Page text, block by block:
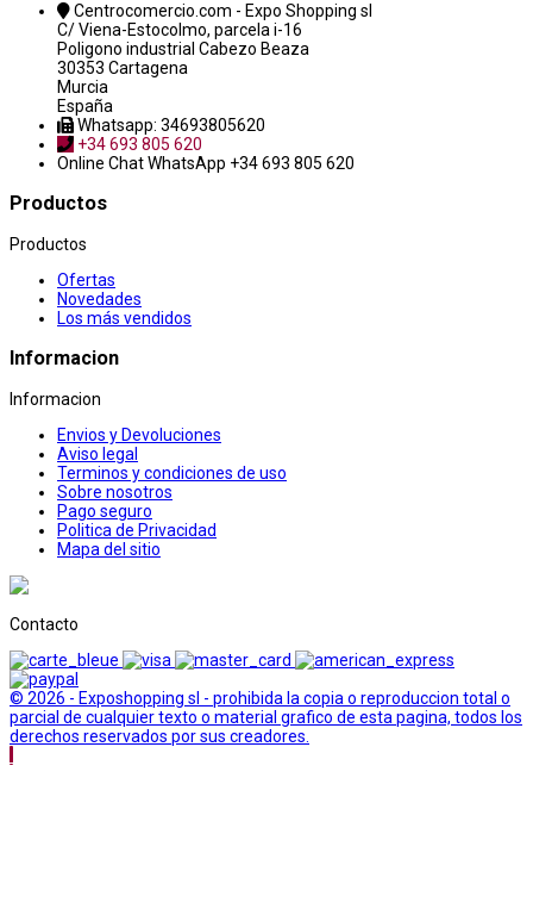
Centrocomercio.com - Expo Shopping sl
C/ Viena-Estocolmo, parcela i-16
Poligono industrial Cabezo Beaza
30353 Cartagena
Murcia
España
Whatsapp: 34693805620
+34 693 805 620
Online ChatWhatsApp +34 693 805 620
Productos
Productos
Ofertas
Novedades
Los más vendidos
Informacion
Informacion
Envios y Devoluciones
Aviso legal
Terminos y condiciones de uso
Sobre nosotros
Pago seguro
Politica de Privacidad
Mapa del sitio
Contacto
© 2026 - Exposhopping sl - prohibida la copia o reproduccion total o
parcial de cualquier texto o material grafico de esta pagina, todos los
derechos reservados por sus creadores.